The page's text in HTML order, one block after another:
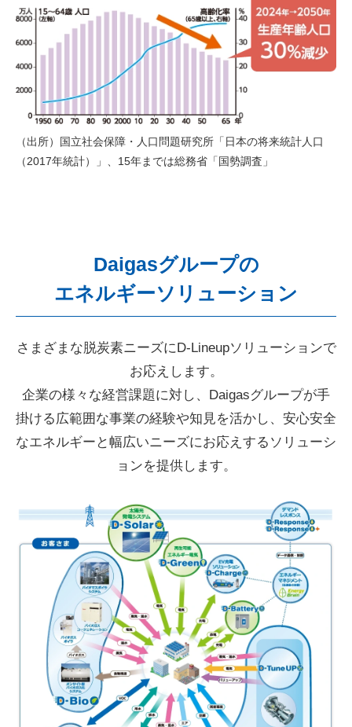
（出所）国立社会保障・人口問題研究所「日本の将来統計人口
（2017年統計）」、15年までは総務省「国勢調査」
Daigasグループの
エネルギーソリューション
さまざまな脱炭素ニーズにD-Lineupソリューションで
お応えします。
企業の様々な経営課題に対し、Daigasグループが手
掛ける広範囲な事業の経験や知見を活かし、 安心安全
なエネルギーと幅広いニーズにお応えするソリューシ
ョンを提供します。